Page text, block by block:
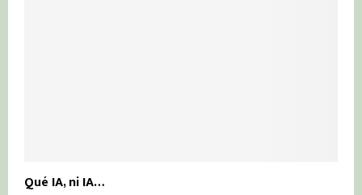
Qué IA, ni IA…